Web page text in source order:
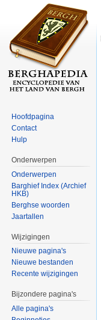
Hoofdpagina
Contact
Hulp
Onderwerpen
Onderwerpen
Barghief Index (Archief
HKB)
Berghse woorden
Jaartallen
Wijzigingen
Nieuwe pagina's
Nieuwe bestanden
Recente wijzigingen
Bijzondere pagina's
Alle pagina's